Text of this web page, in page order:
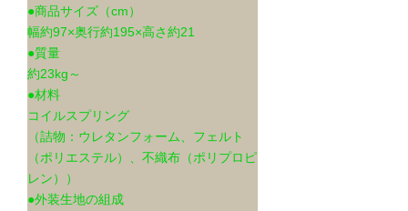
●商品サイズ（cm）
幅約97×奥行約195×高さ約21
●質量
約23kg～
●材料
コイルスプリング
（詰物：ウレタンフォーム、フェルト
（ポリエステル）、不織布（ポリプロピ
レン））
●外装生地の組成